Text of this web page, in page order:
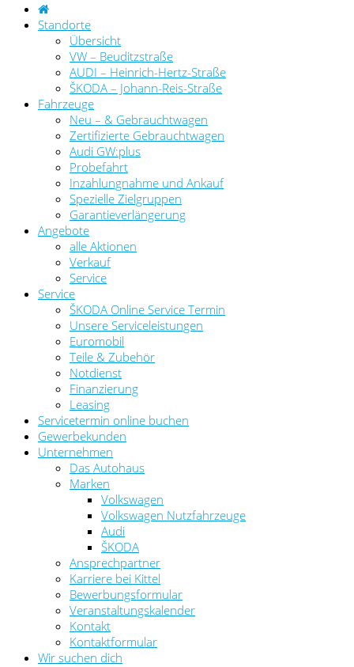
Standorte
Übersicht
VW – Beuditzstraße
AUDI – Heinrich-Hertz-Straße
ŠKODA – Johann-Reis-Straße
Fahrzeuge
Neu – & Gebrauchtwagen
Zertifizierte Gebrauchtwagen
Audi GW:plus
Probefahrt
Inzahlungnahme und Ankauf
Spezielle Zielgruppen
Garantieverlängerung
Angebote
alle Aktionen
Verkauf
Service
Service
ŠKODA Online Service Termin
Unsere Serviceleistungen
Euromobil
Teile & Zubehör
Notdienst
Finanzierung
Leasing
Servicetermin online buchen
Gewerbekunden
Unternehmen
Das Autohaus
Marken
Volkswagen
Volkswagen Nutzfahrzeuge
Audi
ŠKODA
Ansprechpartner
Karriere bei Kittel
Bewerbungsformular
Veranstaltungskalender
Kontakt
Kontaktformular
Wir suchen dich